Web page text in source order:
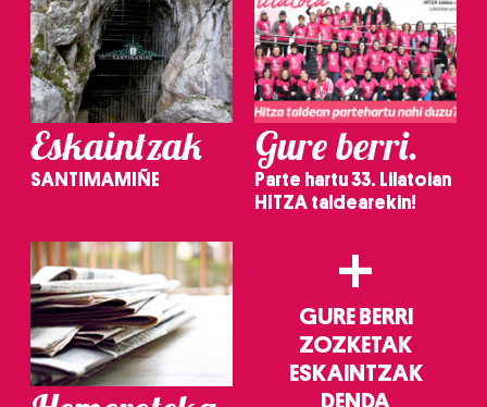
Eskaintzak
SANTIMAMIÑE
Gure berri.
Parte hartu 33. Lilatoian
HITZA taldearekin!
+
GURE BERRI
ZOZKETAK
ESKAINTZAK
DENDA